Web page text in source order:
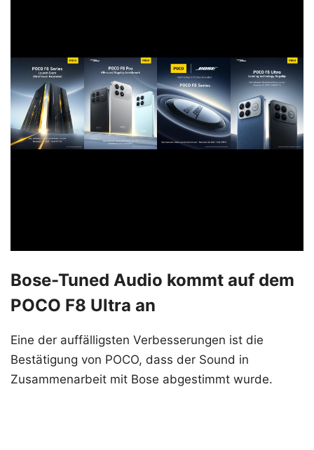
Bose-Tuned Audio kommt auf dem
POCO F8 Ultra an
Eine der auffälligsten Verbesserungen ist die
Bestätigung von POCO, dass der Sound in
Zusammenarbeit mit Bose abgestimmt wurde.